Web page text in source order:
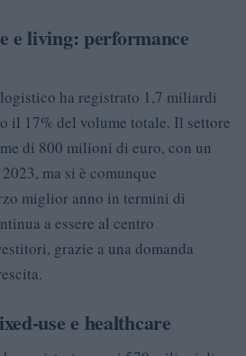
e living: performance
ha registrato 1,7 miliardi
il 17% del volume totale. Il settore
di 800 milioni di euro, con un
ma si è comunque
miglior anno in termini di
a essere al centro
grazie a una domanda
use e healthcare